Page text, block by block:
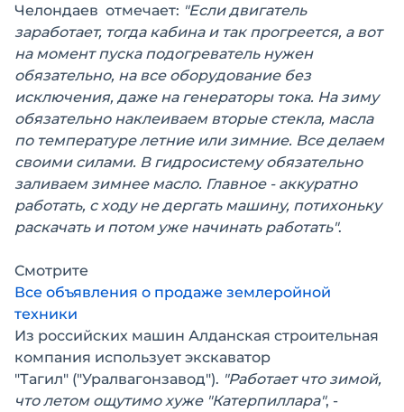
Челондаев отмечает: "Если двигатель
заработает, тогда кабина и так прогреется, а вот
на момент пуска подогреватель нужен
обязательно, на все оборудование без
исключения, даже на генераторы тока. На зиму
обязательно наклеиваем вторые стекла, масла
по температуре летние или зимние. Все делаем
своими силами. В гидросистему обязательно
заливаем зимнее масло. Главное - аккуратно
работать, с ходу не дергать машину, потихоньку
раскачать и потом уже начинать работать".
Смотрите
Все объявления о продаже землеройной
техники
Из российских машин Алданская строительная
компания использует экскаватор
"Тагил" ("Уралвагонзавод"). "Работает что зимой,
что летом ощутимо хуже "Катерпиллара", -